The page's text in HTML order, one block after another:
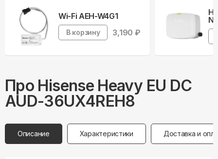
Wi-Fi AEH-W4G1
В корзину 3,190 ₽
Про Hisense Heavy EU DC
AUD-36UX4REH8
Описание Характеристики Доставка и